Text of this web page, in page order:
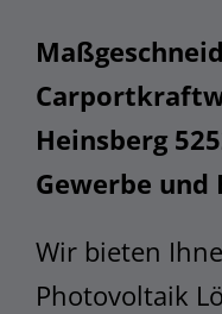
Heinsberg
Gewerbe und
Wir bieten
Photovoltaik